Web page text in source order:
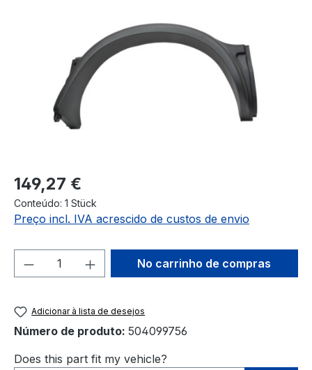
Preço normal:
149,27 €
Conteúdo: 1 Stück
Preço incl. IVA acrescido de custos de envio
Quantidade do Produto: Insira a
No carrinho de compras
Adicionar à lista de desejos
Número de produto: 504099756
Does this part fit my vehicle?